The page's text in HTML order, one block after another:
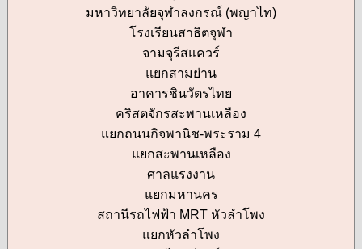
มหาวิทยาลัยจุฬาลงกรณ์ (พญาไท)
โรงเรียนสาธิตจุฬา
จามจุรีสแควร์
แยกสามย่าน
อาคารชินวัตรไทย
คริสตจักรสะพานเหลือง
แยกถนนกิจพานิช-พระราม 4
แยกสะพานเหลือง
ศาลแรงงาน
แยกมหานคร
สถานีรถไฟฟ้า MRT หัวลำโพง
แยกหัวลำโพง